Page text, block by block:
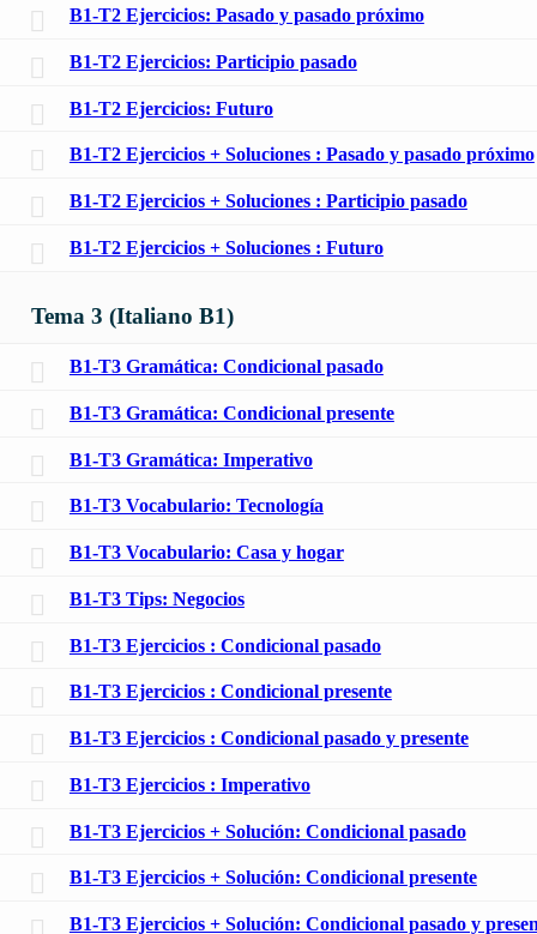
B1-T2 Ejercicios: Pasado y pasado próximo
B1-T2 Ejercicios: Participio pasado
B1-T2 Ejercicios: Futuro
B1-T2 Ejercicios + Soluciones : Pasado y pasado próximo
B1-T2 Ejercicios + Soluciones : Participio pasado
B1-T2 Ejercicios + Soluciones : Futuro
Tema 3 (Italiano B1)
B1-T3 Gramática: Condicional pasado
B1-T3 Gramática: Condicional presente
B1-T3 Gramática: Imperativo
B1-T3 Vocabulario: Tecnología
B1-T3 Vocabulario: Casa y hogar
B1-T3 Tips: Negocios
B1-T3 Ejercicios : Condicional pasado
B1-T3 Ejercicios : Condicional presente
B1-T3 Ejercicios : Condicional pasado y presente
B1-T3 Ejercicios : Imperativo
B1-T3 Ejercicios + Solución: Condicional pasado
B1-T3 Ejercicios + Solución: Condicional presente
B1-T3 Ejercicios + Solución: Condicional pasado y